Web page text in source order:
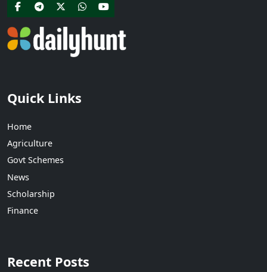
Quick Links
Home
Agriculture
Govt Schemes
News
Scholarship
Finance
Recent Posts